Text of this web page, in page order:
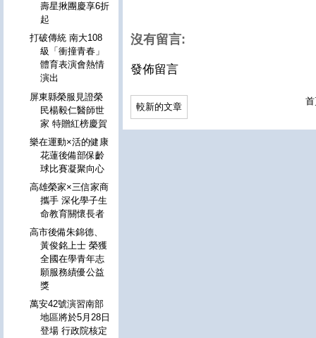
沒有留言:
發佈留言
較新的文章
壽星揪團慶享6折
起
打破傳統 南大108
級「衝撞青春」
體育表演會熱情
演出
屏東縣榮服見證榮
民楊毅仁醫師世
家 特贈紅榜慶賀
樂在運動×活的健康
花蓮後備部保齡
球比賽凝聚向心
高雄榮家×三信家商
攜手 深化學子生
命教育關懷長者
高市後備朱錦德、
黃俊銘上士 榮獲
全國在學青年志
願服務績優公益
獎
萬安42號演習南部
地區將於5月28日
登場 行政院核定